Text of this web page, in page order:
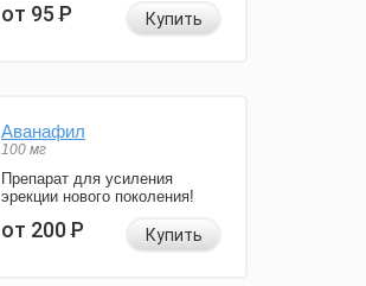
от 95Р Купить
Аванафил
100 мг
Препарат для усиления
эрекции нового поколения!
от 200Р Купить